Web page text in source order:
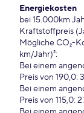
Energiekosten
bei 15.000km
Kraftstoffpreis
Mögliche CO₂-
km/Jahr)²:
Bei einem
Preis von 190,0:
Bei einem
Preis von 115,0: